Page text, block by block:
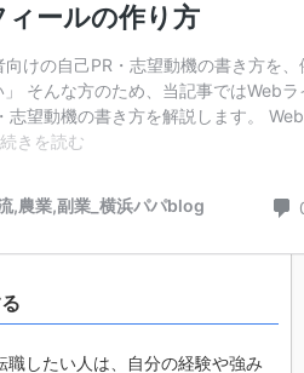
したい人は、自分の経験や強み